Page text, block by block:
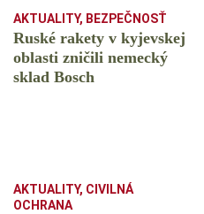
AKTUALITY, BEZPEČNOSŤ
Ruské rakety v kyjevskej
oblasti zničili nemecký
sklad Bosch
AKTUALITY, CIVILNÁ
OCHRANA